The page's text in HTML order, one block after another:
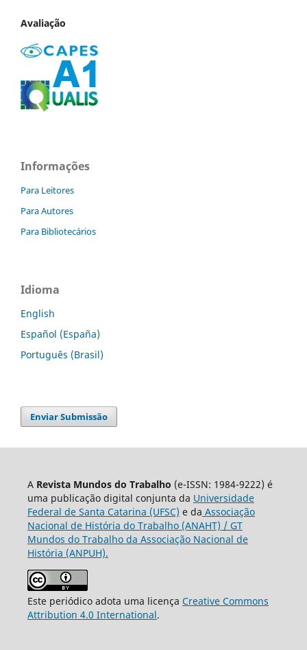
Avaliação
Informações
Para Leitores
Para Autores
Para Bibliotecários
Idioma
English
Español (España)
Português (Brasil)
Enviar Submissão
A Revista Mundos do Trabalho (e-ISSN: 1984-9222) é
uma publicação digital conjunta da Universidade
Federal de Santa Catarina (UFSC) e da Associação
Nacional de História do Trabalho (ANAHT) / GT
Mundos do Trabalho da Associação Nacional de
História (ANPUH).
Este periódico adota uma licença Creative Commons
Attribution 4.0 International.